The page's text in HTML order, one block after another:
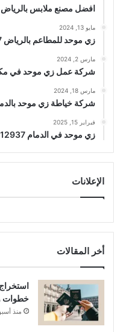
افضل مصنع ملابس بالرياض 0597212937
مايو 13, 2024
زي موحد للمطاعم بالرياض 0597212937
مارس 2, 2024
شركة عمل زي موحد في مكة مميزة
مارس 18, 2024
شركة خياطة زي موحد بالدمام
فبراير 15, 2025
زي موحد في الدمام 0597212937
الإعلانات
أخر المقالات
خطوات
منذ